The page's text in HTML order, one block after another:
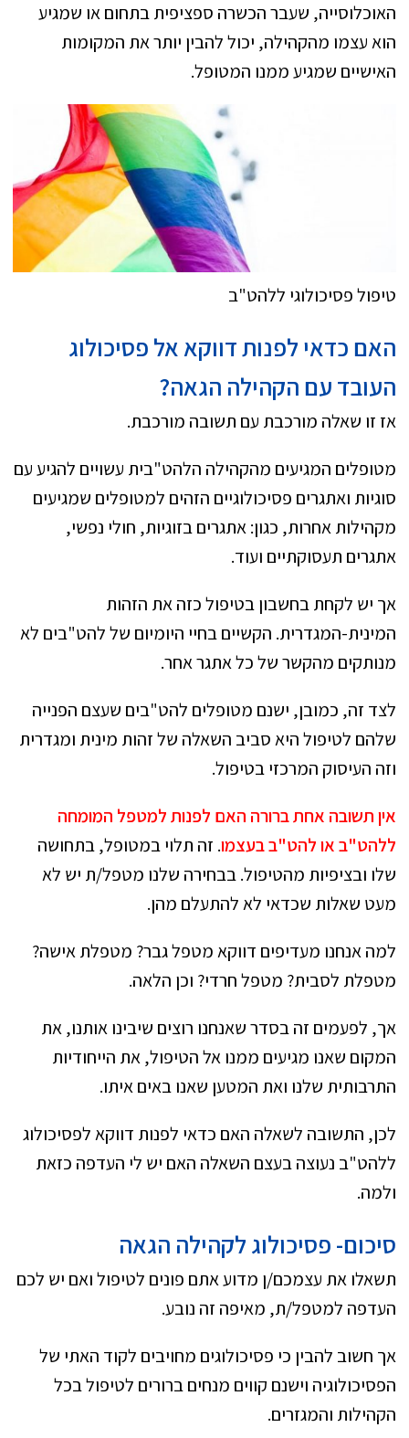
האוכלוסייה, שעבר הכשרה ספציפית בתחום או שמגיע
הוא עצמו מהקהילה, יכול להבין יותר את המקומות
האישיים שמגיע ממנו המטופל.
טיפול פסיכולוגי ללהט"ב
האם כדאי לפנות דווקא אל פסיכולוג
העובד עם הקהילה הגאה?
אז זו שאלה מורכבת עם תשובה מורכבת.
מטופלים המגיעים מהקהילה הלהט"בית עשויים להגיע עם
סוגיות ואתגרים פסיכולוגיים הזהים למטופלים שמגיעים
מקהילות אחרות, כגון: אתגרים בזוגיות, חולי נפשי,
אתגרים תעסוקתיים ועוד.
אך יש לקחת בחשבון בטיפול כזה את הזהות
המינית-המגדרית. הקשיים בחיי היומיום של להט"בים לא
מנותקים מהקשר של כל אתגר אחר.
לצד זה, כמובן, ישנם מטופלים להט"בים שעצם הפנייה
שלהם לטיפול היא סביב השאלה של זהות מינית ומגדרית
וזה העיסוק המרכזי בטיפול.
אין תשובה אחת ברורה האם לפנות למטפל המומחה
ללהט"ב או להט"ב בעצמו. זה תלוי במטופל, בתחושה
שלו ובציפיות מהטיפול. בבחירה שלנו מטפל/ת יש לא
מעט שאלות שכדאי לא להתעלם מהן.
למה אנחנו מעדיפים דווקא מטפל גבר? מטפלת אישה?
מטפלת לסבית? מטפל חרדי? וכן הלאה.
אך, לפעמים זה בסדר שאנחנו רוצים שיבינו אותנו, את
המקום שאנו מגיעים ממנו אל הטיפול, את הייחודיות
התרבותית שלנו ואת המטען שאנו באים איתו.
לכן, התשובה לשאלה האם כדאי לפנות דווקא לפסיכולוג
ללהט"ב נעוצה בעצם השאלה האם יש לי העדפה כזאת
ולמה.
סיכום- פסיכולוג לקהילה הגאה
תשאלו את עצמכם/ן מדוע אתם פונים לטיפול ואם יש לכם
העדפה למטפל/ת, מאיפה זה נובע.
אך חשוב להבין כי פסיכולוגים מחויבים לקוד האתי של
הפסיכולוגיה וישנם קווים מנחים ברורים לטיפול בכל
הקהילות והמגזרים.